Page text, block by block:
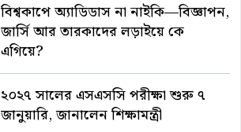
বিশ্বকাপে অ্যাডিডাস না নাইকি—বিজ্ঞাপন,
জার্সি আর তারকাদের লড়াইয়ে কে
এগিয়ে?
২০২৭ সালের এসএসসি পরীক্ষা শুরু ৭
জানুয়ারি, জানালেন শিক্ষামন্ত্রী